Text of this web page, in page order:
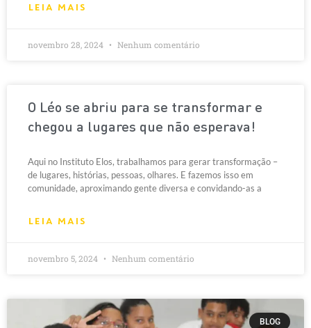
LEIA MAIS
novembro 28, 2024 Nenhum comentário
O Léo se abriu para se transformar e
chegou a lugares que não esperava!
Aqui no Instituto Elos, trabalhamos para gerar transformação –
de lugares, histórias, pessoas, olhares. E fazemos isso em
comunidade, aproximando gente diversa e convidando-as a
LEIA MAIS
novembro 5, 2024 Nenhum comentário
BLOG